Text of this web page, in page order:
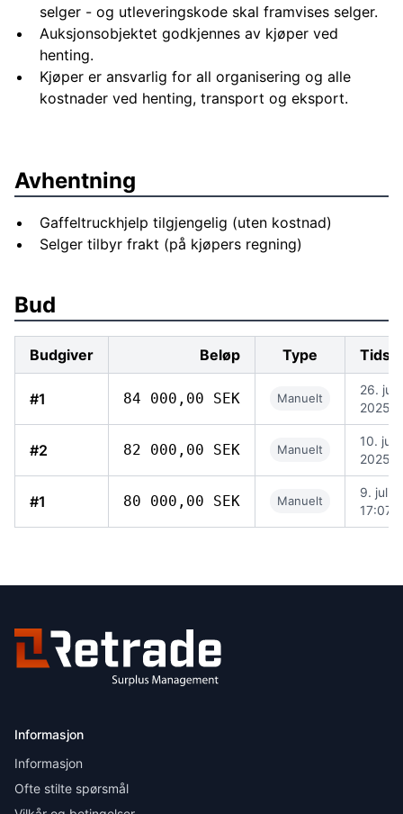
kran montering kan erbjudas mot offert. Även dörrar,
fönster med mera kan offerteras.
Huset tar ca en lastbil med släp (24 m ekeipage). Går
även att lasta på två Europatrailers Lastning av
selger - og utleveringskode skal framvises selger.
Auksjonsobjektet godkjennes av kjøper ved
henting.
Kjøper er ansvarlig for all organisering og alle
kostnader ved henting, transport og eksport.
Avhentning
Gaffeltruckhjelp tilgjengelig (uten kostnad)
Selger tilbyr frakt (på kjøpers regning)
Bud
Budgiver Beløp Type
#1 84 000,00 SEK Manuelt
26. juli
2025,
#2 82 000,00 SEK Manuelt
10. juli
2025,
#1 80 000,00 SEK Manuelt
9. juli
17:07
Informasjon
Informasjon
Ofte stilte spørsmål